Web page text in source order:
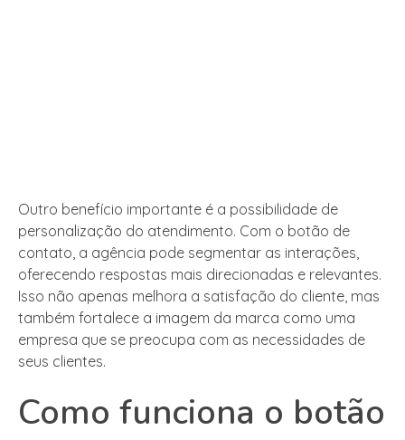
Outro benefício importante é a possibilidade de
personalização do atendimento. Com o botão de
contato, a agência pode segmentar as interações,
oferecendo respostas mais direcionadas e relevantes.
Isso não apenas melhora a satisfação do cliente, mas
também fortalece a imagem da marca como uma
empresa que se preocupa com as necessidades de
seus clientes.
Como funciona o botão